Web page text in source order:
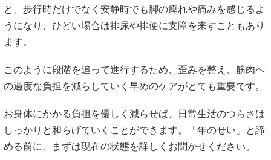
り）といった姿勢の異常を来すようになります。その結果、
脊柱起立筋など周囲の筋肉に大きな負荷がかかり、慢性的な
腰痛の原因となるのです。
変形がさらに進むと、神経の通り道（脊柱管）が狭くなった
り、骨が神経を刺激したりするようになります。こうなる
うになり、ひどい場合は排尿や排便に支障を来すこともあり
ます。